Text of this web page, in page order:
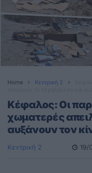
Home Κεντρική 2
Κέφαλος: Οι
χωματερές
αυξάνουν τον
Κεντρική 2 19/